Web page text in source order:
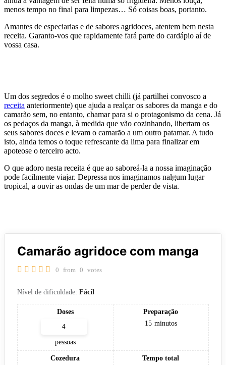
menos tempo no final para limpezas… Só coisas boas, portanto.
Amantes de especiarias e de sabores agridoces, atentem bem nesta
receita. Garanto-vos que rapidamente fará parte do cardápio aí de
vossa casa.
Um dos segredos é o molho sweet chilli (já partilhei convosco a
receita anteriormente) que ajuda a realçar os sabores da manga e do
camarão sem, no entanto, chamar para si o protagonismo da cena. Já
os pedaços da manga, à medida que vão cozinhando, libertam os
seus sabores doces e levam o camarão a um outro patamar. A tudo
isto, ainda temos o toque refrescante da lima para finalizar em
apoteose o terceiro acto.
O que adoro nesta receita é que ao saboreá-la a nossa imaginação
pode facilmente viajar. Depressa nos imaginamos nalgum lugar
tropical, a ouvir as ondas de um mar de perder de vista.
Camarão agridoce com manga
0 from 0 votes
Nível de dificuldade: Fácil
Doses
pessoas
Preparação
15 minutos
Cozedura
Tempo total